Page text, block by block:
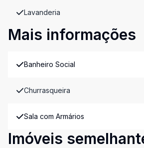
Lavanderia
Mais informações
Banheiro Social
Churrasqueira
Sala com Armários
Imóveis